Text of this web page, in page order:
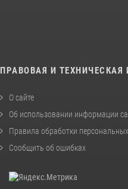
ПРАВОВАЯ И
О сайте
Об использовании информации
Правила обработки
Сообщить об ошибках